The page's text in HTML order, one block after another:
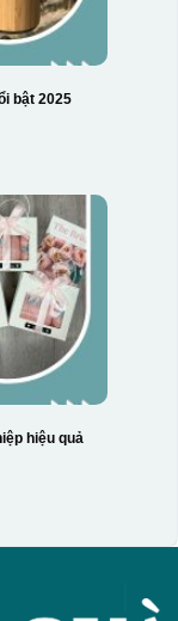
bật 2025
hiệu quả